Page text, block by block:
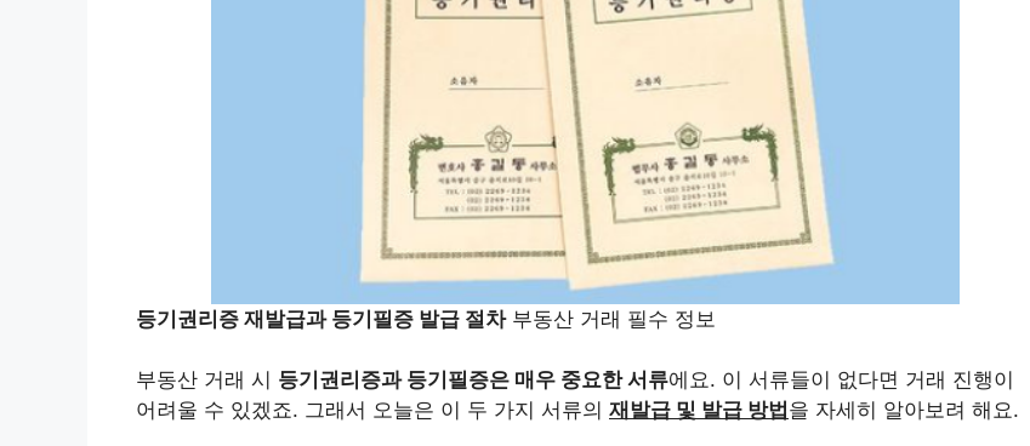
등기권리증 재발급과 등기필증 발급 절차부동산 거래 필수 정보
부동산 거래 시 등기권리증과 등기필증은 매우 중요한 서류에요. 이 서류들이 없다면 거래 진행이
어려울 수 있겠죠. 그래서 오늘은 이 두 가지 서류의 재발급 및 발급 방법 을 자세히 알아보려 해요.